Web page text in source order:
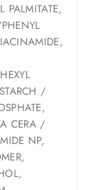
PALMITATE,
/
CERA /
NP,